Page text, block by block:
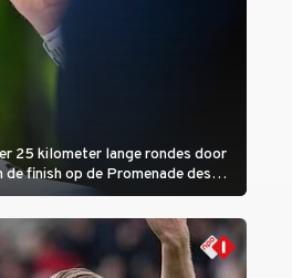
25 kilometer lange rondes door
finish op de Promenade des